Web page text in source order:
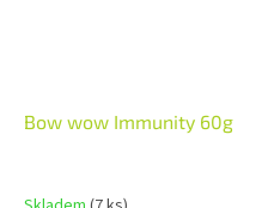
Bow wow Immunity 60g